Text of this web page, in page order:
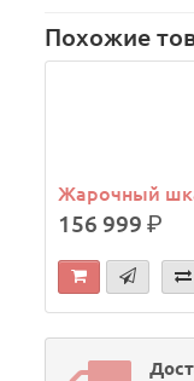
Похожие
Жарочный
156 999р.